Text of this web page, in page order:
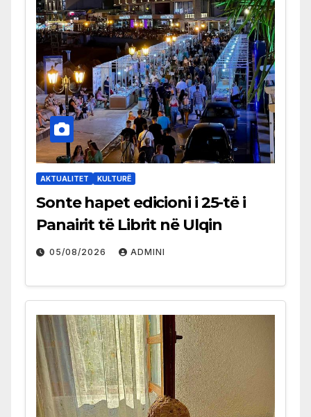
AKTUALITET KULTURË
Sonte hapet edicioni i 25-të i
Panairit të Librit në Ulqin
05/08/2026 ADMINI